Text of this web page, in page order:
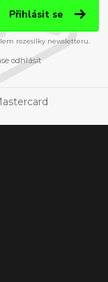
Přihlásit se
rozesílky newsletteru.
odhlásit